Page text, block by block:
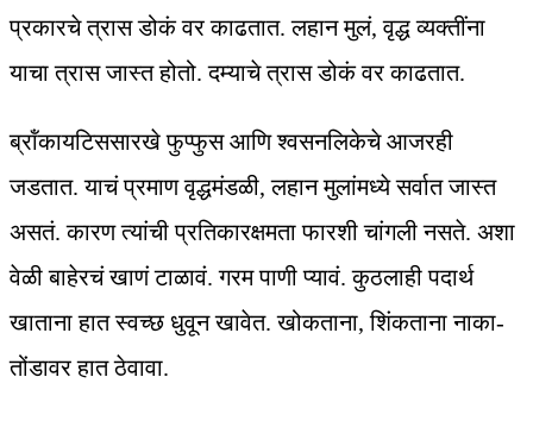
प्रकारचे त्रास डोकं वर काढतात. लहान मुलं, वृद्ध व्यक्तींना
याचा त्रास जास्त होतो. दम्याचे त्रास डोकं वर काढतात.
ब्रॉंकायटिससारखे फुप्फुस आणि श्वसनलिकेचे आजरही
जडतात. याचं प्रमाण वृद्धमंडळी, लहान मुलांमध्ये सर्वात जास्त
असतं. कारण त्यांची प्रतिकारक्षमता फारशी चांगली नसते. अशा
वेळी बाहेरचं खाणं टाळावं. गरम पाणी प्यावं. कुठलाही पदार्थ
खाताना हात स्वच्छ धुवून खावेत. खोकताना, शिंकताना नाका-
तोंडावर हात ठेवावा.